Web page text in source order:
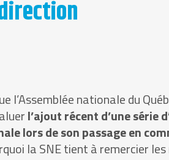
l’Assemblée nationale du
l’ajout récent d’une série
lors de son passage en
la SNE tient à remercier